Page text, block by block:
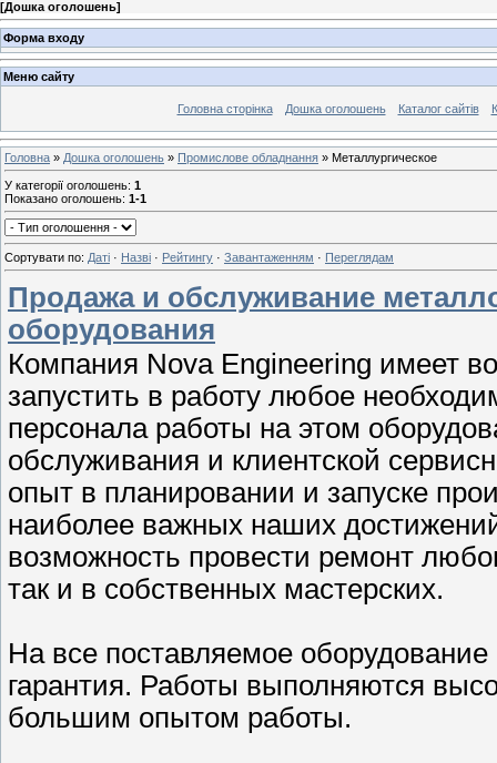
[Дошка оголошень]
Форма входу
Меню сайту
Головна сторінка Дошка оголошень Каталог сайтів
Головна » Дошка оголошень » Промислове обладнання » Металлургическое
У категорії оголошень: 1
Показано оголошень: 1-1
Сортувати по: Даті · Назві · Рейтингу · Завантаженням · Переглядам
Продажа и обслуживание
оборудования
Компания Nova Engineering имеет
запустить в работу любое
персонала работы на этом
обслуживания и клиентской
опыт в планировании и запуске
наиболее важных наших
возможность провести ремонт
так и в собственных мастерских.
На все поставляемое
гарантия. Работы выполняются
большим опытом работы.